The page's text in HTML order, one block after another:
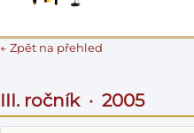
← Zpět na přehled
III. ročník · 2005